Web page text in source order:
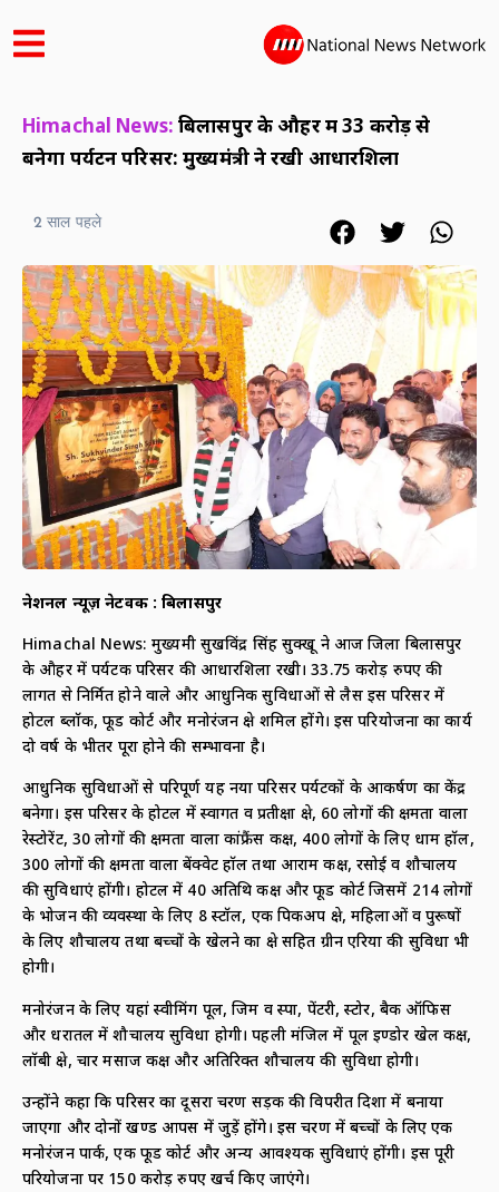
Himachal News: बिलासपुर के औहर में 33 करोड़ से
बनेगा पर्यटन परिसर: मुख्यमंत्री ने रखी आधारशिला
2 साल पहले
नेशनल न्यूज़ नेटवर्क : बिलासपुर
Himachal News: मुख्यमंत्री सुखविंद्र सिंह सुक्खू ने आज जिला बिलासपुर
के औहर में पर्यटक परिसर की आधारशिला रखी। 33.75 करोड़ रुपए की
लागत से निर्मित होने वाले और आधुनिक सुविधाओं से लैस इस परिसर में
होटल ब्लॉक, फूड कोर्ट और मनोरंजन क्षेत्र शमिल होंगे। इस परियोजना का कार्य
दो वर्ष के भीतर पूरा होने की सम्भावना है।
आधुनिक सुविधाओं से परिपूर्ण यह नया परिसर पर्यटकों के आकर्षण का केंद्र
बनेगा। इस परिसर के होटल में स्वागत व प्रतीक्षा क्षेत्र, 60 लोगों की क्षमता वाला
रेस्टोरेंट, 30 लोगों की क्षमता वाला कांफ्रैंस कक्ष, 400 लोगों के लिए धाम हॉल,
300 लोगों की क्षमता वाला बेंक्वेट हॉल तथा आराम कक्ष, रसोई व शौचालय
की सुविधाएं होंगी। होटल में 40 अतिथि कक्ष और फूड कोर्ट जिसमें 214 लोगों
के भोजन की व्यवस्था के लिए 8 स्टॉल, एक पिकअप क्षेत्र, महिलाओं व पुरूषों
के लिए शौचालय तथा बच्चों के खेलने का क्षेत्र सहित ग्रीन एरिया की सुविधा भी
होगी।
मनोरंजन के लिए यहां स्वीमिंग पूल, जिम व स्पा, पेंटरी, स्टोर, बैक ऑफिस
और धरातल में शौचालय सुविधा होगी। पहली मंजिल में पूल इण्डोर खेल कक्ष,
लॉबी क्षेत्र, चार मसाज कक्ष और अतिरिक्त शौचालय की सुविधा होगी।
उन्होंने कहा कि परिसर का दूसरा चरण सड़क की विपरीत दिशा में बनाया
जाएगा और दोनों खण्ड आपस में जुड़ें होंगे। इस चरण में बच्चों के लिए एक
मनोरंजन पार्क, एक फूड कोर्ट और अन्य आवश्यक सुविधाएं होंगी। इस पूरी
परियोजना पर 150 करोड़ रुपए खर्च किए जाएंगे।